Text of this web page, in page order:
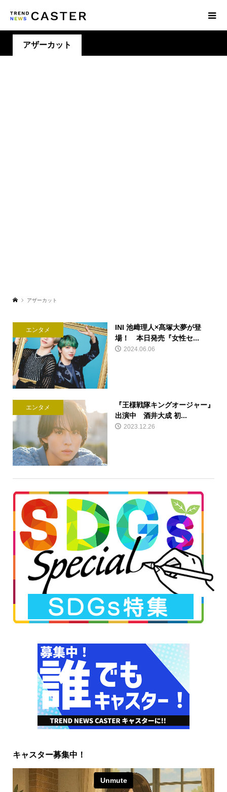
アザーカット
アザーカット
エンタメ
INI 池﨑理人×髙塚大夢が登
場！ 本日発売『女性セ...
2024.06.06
エンタメ
『王様戦隊キングオージャー』
出演中 酒井大成 初...
2023.12.26
キャスター募集中！